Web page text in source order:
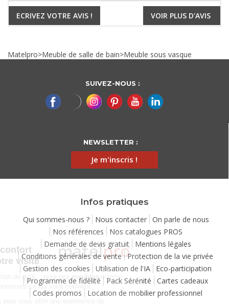
ECRIVEZ VOTRE AVIS ! VOIR PLUS D'AVIS
Matelpro>Meuble de salle de bain>Meuble sous vasque
SUIVEZ-NOUS :
NEWSLETTER :
Je m'inscris !
Infos pratiques
Qui sommes-nous ? Nous contacter
On parle de nous
Nos références
Nos catalogues PROS
Demande de devis gratuit
Mentions légales
Conditions générales de vente Protection de la vie privée
Gestion des cookies
Utilisation de l'IA
Eco-participation
Programme de fidélité
Pack Sérénité
Cartes cadeaux
Codes promos
Location de mobilier professionnel
Continuer sans accepter
Chez Matelpro, le confort
commence dès votre visite
confort , c'est une question de goût… pour nosmeubles
comme
pour nos cookies ! Vous choisissez ce qui vous convient.